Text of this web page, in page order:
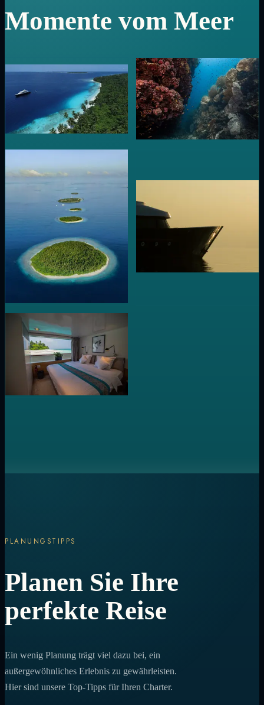
Momente vom Meer
PLANUNGSTIPPS
Planen Sie Ihre
perfekte Reise
Ein wenig Planung trägt viel dazu bei, ein
außergewöhnliches Erlebnis zu gewährleisten.
Hier sind unsere Top-Tipps für Ihren Charter.